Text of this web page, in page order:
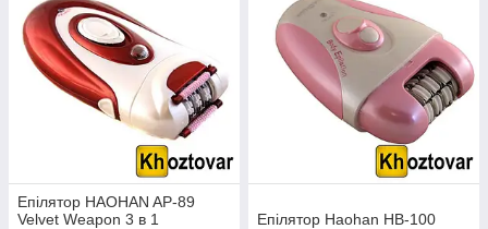
Епілятор HAOHAN AP-89
Velvet Weapon 3 в 1
Епілятор Haohan HB-100